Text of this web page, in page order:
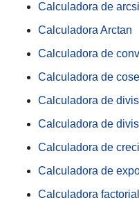
Calculadora de
Calculadora Arctan
Calculadora de
Calculadora de
Calculadora de
Calculadora de
Calculadora de
Calculadora de
Calculadora factorial